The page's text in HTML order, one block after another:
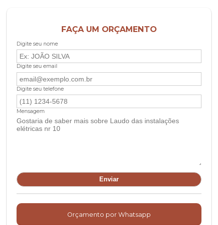
FAÇA UM ORÇAMENTO
Digite seu nome
Digite seu email
Digite seu telefone
Mensagem
Orçamento por Whatsapp